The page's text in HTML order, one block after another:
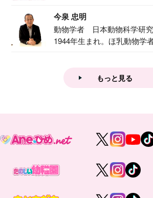
今泉 忠明
動物学者 日本動物科学研
1944年生まれ。ほ乳動物学
もっと見る